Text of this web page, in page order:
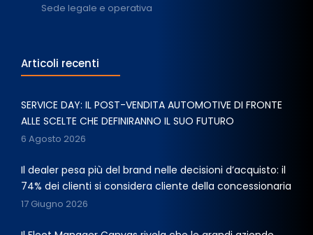
Sede legale e operativa
Articoli recenti
SERVICE DAY: IL POST-VENDITA AUTOMOTIVE DI FRONTE
ALLE SCELTE CHE DEFINIRANNO IL SUO FUTURO
6 Agosto 2026
Il dealer pesa più del brand nelle decisioni d’acquisto: il
74% dei clienti si considera cliente della concessionaria
17 Giugno 2026